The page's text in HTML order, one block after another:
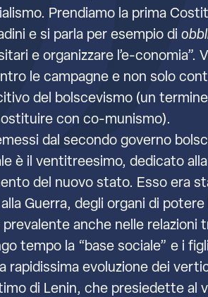
Prendiamo la prima
e si parla per esempio di
e organizzare l’e-conomia”.
le campagne e non solo
del bolscevismo (un
con co-munismo).
dal secondo governo
è il ventitreesimo, dedicato alla
del nuovo stato. Esso era
Guerra, degli organi di
anche nelle relazioni
tempo la “base sociale” e i
rapidissima evoluzione dei
di Lenin, che presiedette al